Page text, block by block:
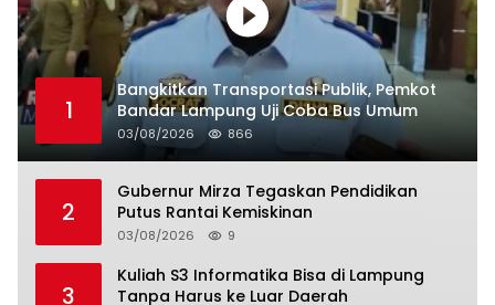
1
Bangkitkan Transportasi Publik, Pemkot
Bandar Lampung Uji Coba Bus Umum
03/08/2026 866
2
Gubernur Mirza Tegaskan Pendidikan
Putus Rantai Kemiskinan
03/08/2026 9
3
Kuliah S3 Informatika Bisa di Lampung
Tanpa Harus ke Luar Daerah